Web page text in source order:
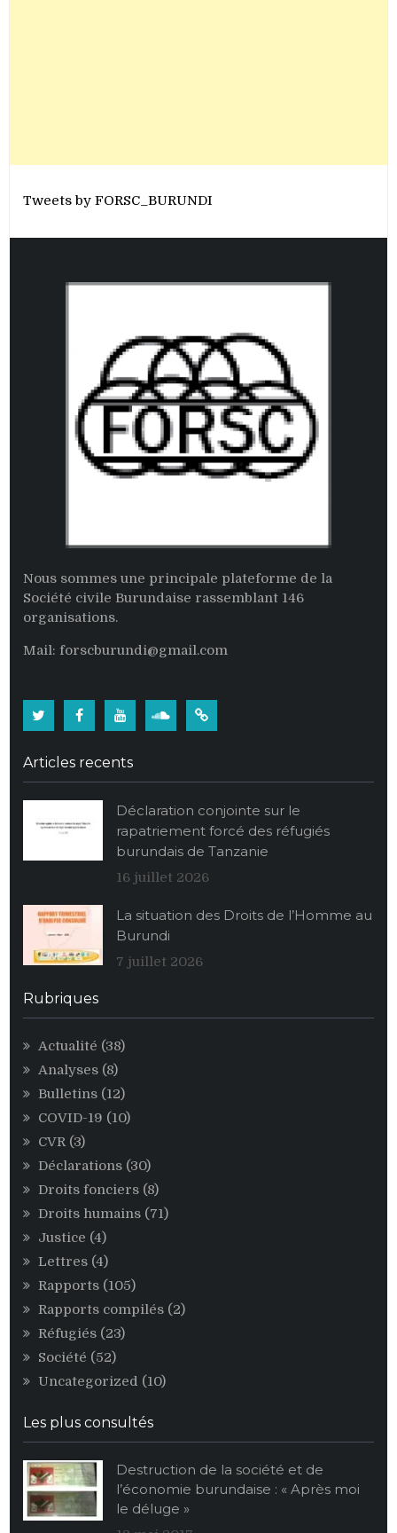
Tweets by FORSC_BURUNDI
Nous sommes une principale plateforme de la
Société civile Burundaise rassemblant 146
organisations.
Mail: forscburundi@gmail.com
population
vide
ses
stocks
alimentaires
maïs
profit
Articles recents
Déclaration conjointe sur le
rapatriement forcé des réfugiés
burundais de Tanzanie
16 juillet 2026
La situation des Droits de l’Homme au
Burundi
7 juillet 2026
Rubriques
Actualité (38)
Analyses (8)
Bulletins (12)
COVID-19 (10)
CVR(3)
Déclarations (30)
Droits fonciers (8)
Droits humains (71)
Justice (4)
Lettres (4)
Rapports (105)
Rapports compilés (2)
Réfugiés (23)
Société (52)
Uncategorized (10)
Les plus consultés
Destruction de la société et de
l’économie burundaise : « Après moi
le déluge »